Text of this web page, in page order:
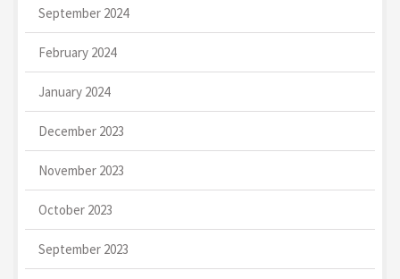
September 2024
February 2024
January 2024
December 2023
November 2023
October 2023
September 2023